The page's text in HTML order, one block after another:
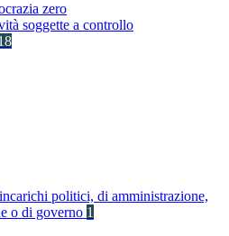
zero
soggette a controllo
politici, di amministrazione,
o di governo 1